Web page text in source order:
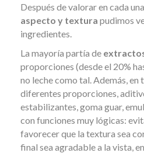
Después de valorar en cada
aspecto y textura pudimos
ingredientes.
La mayoría partía de
proporciones (desde el 20%
no leche como tal. Además, en
diferentes proporciones,
estabilizantes, goma guar,
con funciones muy lógicas:
favorecer que la textura sea
final sea agradable a la vista,